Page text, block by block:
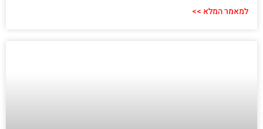
למאמר המלא >>